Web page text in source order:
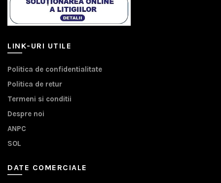
LINK-URI UTILE
Politica de confidentialitate
Politica de retur
Termeni si conditii
Despre noi
ANPC
SOL
DATE COMERCIALE